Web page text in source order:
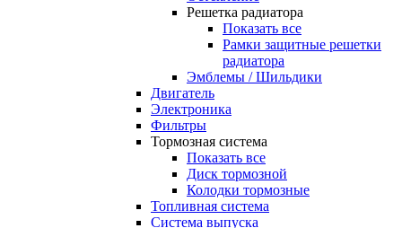
Решетка радиатора
Показать все
Рамки защитные решетки
радиатора
Эмблемы / Шильдики
Двигатель
Электроника
Фильтры
Тормозная система
Показать все
Диск тормозной
Колодки тормозные
Топливная система
Система выпуска